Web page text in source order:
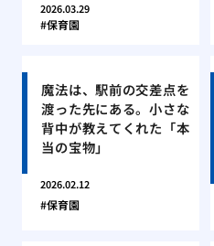
2026.03.29
保育園
魔法は、駅前の交差点を
渡った先にある。小さな
背中が教えてくれた「本
当の宝物」
2026.02.12
保育園